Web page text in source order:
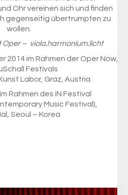
Ohr vereinen sich und finden
gegenseitig übertrumpfen zu
wollen.
– viola.harmonium.licht
2014 im Rahmen der Oper Now,
Festivals
Labor, Graz, Austria
Rahmen des iN Festival
Music Festival),
Seoul – Korea